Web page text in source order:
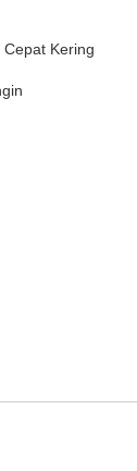
Kering